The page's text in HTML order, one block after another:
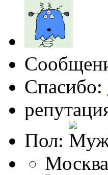
Спасибо:
Пол:
Москва